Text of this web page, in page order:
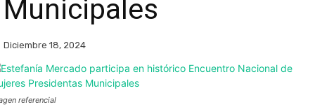
Municipales
Diciembre 18, 2024
referencial